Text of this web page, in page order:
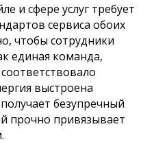
и сфере услуг требует
сервиса обоих
чтобы сотрудники
единая команда,
выстроена
безупречный
прочно привязывает